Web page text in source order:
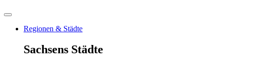
Regionen & Städte
Sachsens Städte